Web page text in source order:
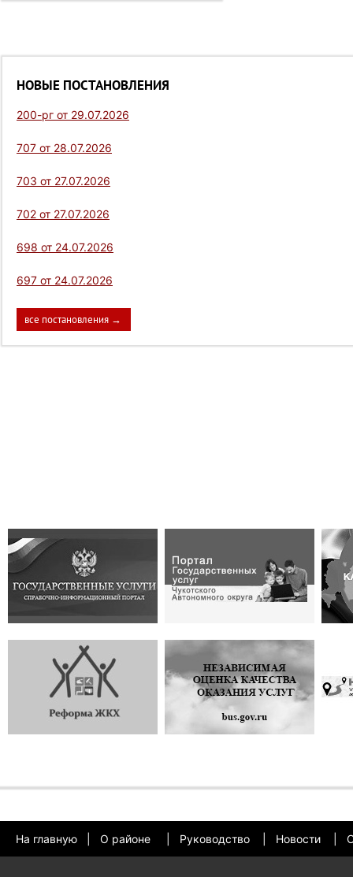
НОВЫЕ ПОСТАНОВЛЕНИЯ
200-рг от 29.07.2026
707 от 28.07.2026
703 от 27.07.2026
702 от 27.07.2026
698 от 24.07.2026
697 от 24.07.2026
все постановления →
На главную О районе Руководство Новости